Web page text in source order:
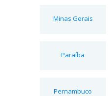
Minas Gerais
Paraíba
Pernambuco